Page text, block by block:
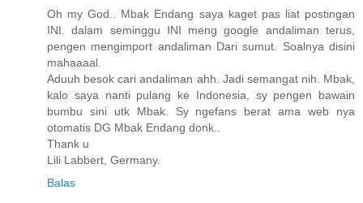
Oh my God.. Mbak Endang saya kaget pas liat postingan
INI. dalam seminggu INI meng google andaliman terus,
pengen mengimport andaliman Dari sumut. Soalnya disini
mahaaaal.
Aduuh besok cari andaliman ahh. Jadi semangat nih. Mbak,
kalo saya nanti pulang ke Indonesia, sy pengen bawain
bumbu sini utk Mbak. Sy ngefans berat ama web nya
otomatis DG Mbak Endang donk..
Thank u
Lili Labbert, Germany.
Balas